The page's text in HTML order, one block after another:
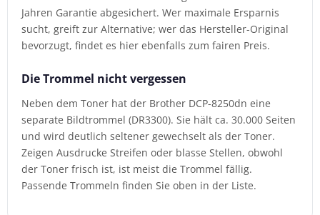
Jahren Garantie abgesichert. Wer maximale Ersparnis
sucht, greift zur Alternative; wer das Hersteller-Original
bevorzugt, findet es hier ebenfalls zum fairen Preis.
Die Trommel nicht vergessen
Neben dem Toner hat der Brother DCP-8250dn eine
separate Bildtrommel (DR3300). Sie hält ca. 30.000 Seiten
und wird deutlich seltener gewechselt als der Toner.
Zeigen Ausdrucke Streifen oder blasse Stellen, obwohl
der Toner frisch ist, ist meist die Trommel fällig.
Passende Trommeln finden Sie oben in der Liste.